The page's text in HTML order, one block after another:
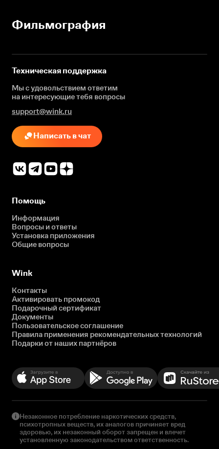
Фильмография
Техническая поддержка
Мы с удовольствием ответим
на интересующиетебя вопросы
support@wink.ru
Написать в чат
Помощь
Информация
Вопросы и ответы
Установка приложения
Общие вопросы
Wink
Контакты
Активировать промокод
Подарочный сертификат
Документы
Пользовательское соглашение
Правила применения рекомендательных технологий
Подарки от наших партнёров
Незаконное потребление наркотических средств,
психотропных веществ, их аналогов причиняет вред
здоровью, их незаконный оборот запрещен и влечет
установленную законодательством ответственность.